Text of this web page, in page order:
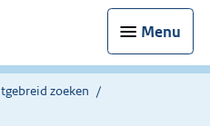
Menu
zoeken